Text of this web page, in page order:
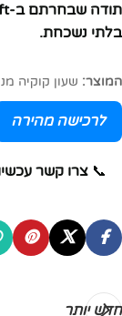
בלתי נשכחת.
המוצר: שעון קוקיה
לרכישה מהירה
📞צרו קשר
חדש יותר